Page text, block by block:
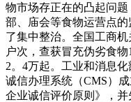
物市场存正在的凸起问
部、庙会等食物运营点
了集中整治。全国工商
户次，查获冒充伪劣食
2。4万起。工业和消息
诚信办理系统（CMS）
企业诚信评价原则》，